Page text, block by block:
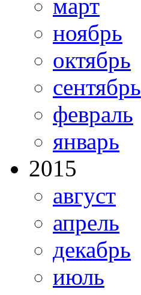
март
ноябрь
октябрь
сентябрь
февраль
январь
2015
август
апрель
декабрь
июль